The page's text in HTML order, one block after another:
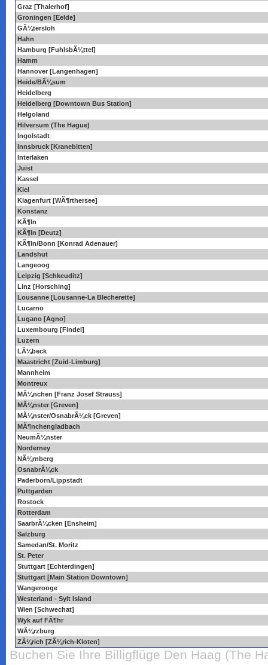
Graz [Thalerhof]
Groningen [Eelde]
GÃ¼tersloh
Hahn
Hamburg [FuhlsbÃ¼ttel]
Hamm
Hannover [Langenhagen]
Heide/BÃ¼sum
Heidelberg
Heidelberg [Downtown Bus Station]
Helgoland
Hilversum (The Hague)
Ingolstadt
Innsbruck [Kranebitten]
Interlaken
Juist
Kassel
Kiel
Klagenfurt [WÃ¶rthersee]
Konstanz
KÃ¶ln
KÃ¶ln [Deutz]
KÃ¶ln/Bonn [Konrad Adenauer]
Landshut
Langeoog
Leipzig [Schkeuditz]
Linz [Horsching]
Lousanne [Lousanne-La Blecherette]
Lucarno
Lugano [Agno]
Luxembourg [Findel]
Luzern
LÃ¼beck
Maastricht [Zuid-Limburg]
Mannheim
Montreux
MÃ¼nchen [Franz Josef Strauss]
MÃ¼nster [Greven]
MÃ¼nster/OsnabrÃ¼ck [Greven]
MÃ¶nchengladbach
NeumÃ¼nster
Norderney
NÃ¼rnberg
OsnabrÃ¼ck
Paderborn/Lippstadt
Puttgarden
Rostock
Rotterdam
SaarbrÃ¼cken [Ensheim]
Salzburg
Samedan/St. Moritz
St. Peter
Stuttgart [Echterdingen]
Stuttgart [Main Station Downtown]
Wangerooge
Westerland - Sylt Island
Wien [Schwechat]
Wyk auf FÃ¶hr
WÃ¼rzburg
ZÃ¼rich [ZÃ¼rich-Kloten]
Buchen Sie Ihre Billigflüge Den Haag (The